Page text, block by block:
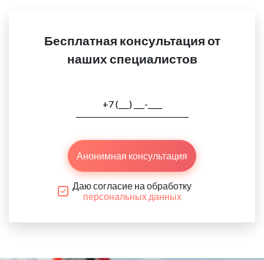
Бесплатная консультация от
наших специалистов
Анонимная консультация
Даю согласие на обработку
персональных данных